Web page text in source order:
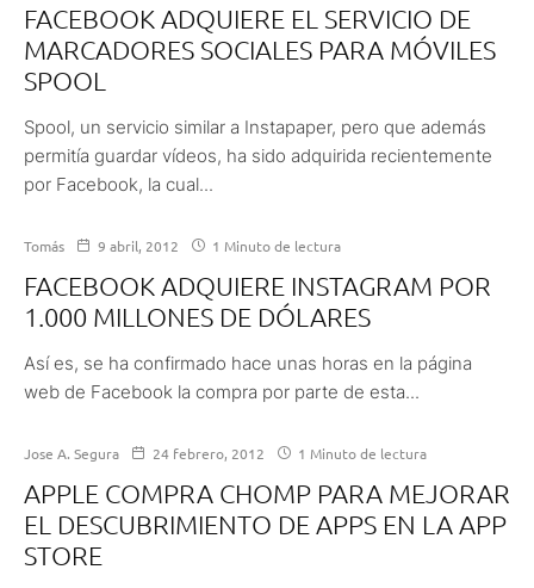
FACEBOOK ADQUIERE EL SERVICIO DE
MARCADORES SOCIALES PARA MÓVILES
SPOOL
Spool, un servicio similar a Instapaper, pero que además
permitía guardar vídeos, ha sido adquirida recientemente
por Facebook, la cual...
Tomás 9 abril, 2012 1 Minuto de lectura
FACEBOOK ADQUIERE INSTAGRAM POR
1.000 MILLONES DE DÓLARES
Así es, se ha confirmado hace unas horas en la página
web de Facebook la compra por parte de esta...
Jose A. Segura 24 febrero, 2012 1 Minuto de lectura
APPLE COMPRA CHOMP PARA MEJORAR
EL DESCUBRIMIENTO DE APPS EN LA APP
STORE